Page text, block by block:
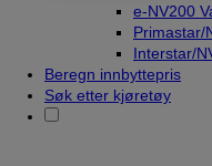
e-NV200
Primastar/
Interstar/
Beregn innbyttepris
Søk etter kjøretøy